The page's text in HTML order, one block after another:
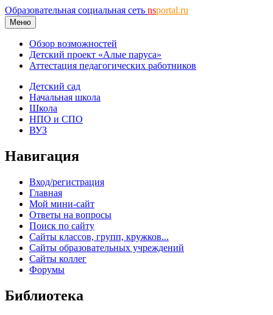
Образовательная социальная сеть nsportal.ru
Меню
Обзор возможностей
Детский проект «Алые паруса»
Аттестация педагогических работников
Детский сад
Начальная школа
Школа
НПО и СПО
ВУЗ
Навигация
Вход/регистрация
Главная
Мой мини-сайт
Ответы на вопросы
Поиск по сайту
Сайты классов, групп, кружков...
Сайты образовательных учреждений
Сайты коллег
Форумы
Библиотека